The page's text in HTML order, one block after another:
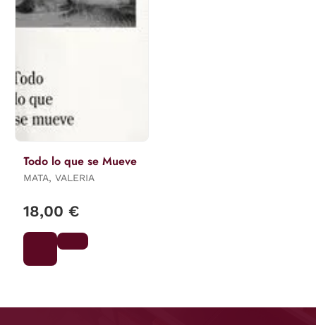
Todo lo que se Mueve
MATA, VALERIA
18,00 €